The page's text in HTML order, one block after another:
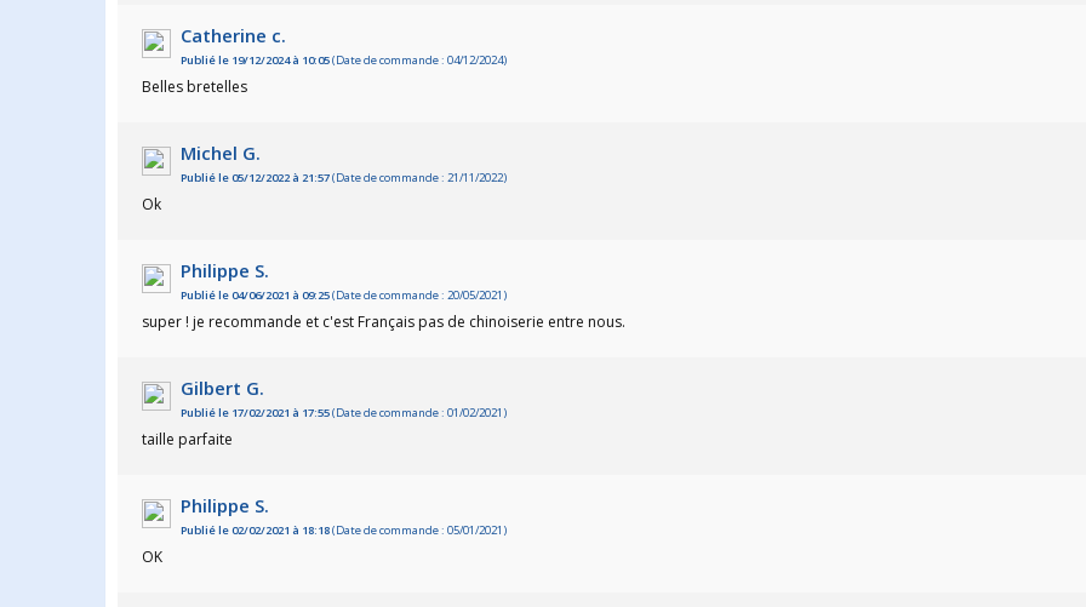
Catherine c.
Publié le 19/12/2024 à 10:05(Date de commande : 04/12/2024)
Belles bretelles
Michel G.
Publié le 05/12/2022 à 21:57(Date de commande : 21/11/2022)
Ok
Philippe S.
Publié le 04/06/2021 à 09:25(Date de commande : 20/05/2021)
super ! je recommande et c'est Français pas de chinoiserie entre nous.
Gilbert G.
Publié le 17/02/2021 à 17:55(Date de commande : 01/02/2021)
taille parfaite
Philippe S.
Publié le 02/02/2021 à 18:18(Date de commande : 05/01/2021)
OK